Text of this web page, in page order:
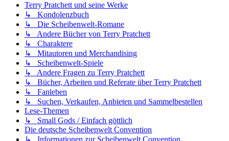
Terry Pratchett und seine Werke
↳ Kondolenzbuch
↳ Die Scheibenwelt-Romane
↳ Andere Bücher von Terry Pratchett
↳ Charaktere
↳ Mitautoren und Merchandising
↳ Scheibenwelt-Spiele
↳ Andere Fragen zu Terry Pratchett
↳ Bücher, Arbeiten und Referate über Terry Pratchett
↳ Fanleben
↳ Suchen, Verkaufen, Anbieten und Sammelbestellen
Lese-Themen
↳ Small Gods / Einfach göttlich
Die deutsche Scheibenwelt Convention